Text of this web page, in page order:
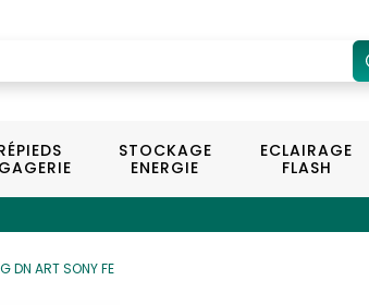
STOCKAGE
ENERGIE
ECLAIRAGE
FLASH
DN ART SONY FE